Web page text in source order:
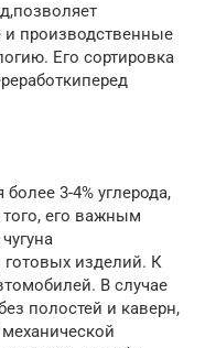
производственные
Его сортировка
3-4% углерода,
его важным
готовых изделий. К
В случае
полостей и каверн,